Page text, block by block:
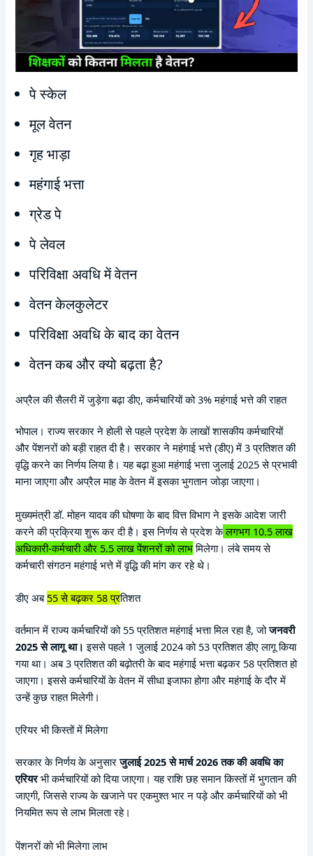
पे स्केल
मूल वेतन
गृह भाड़ा
महंगाई भत्ता
ग्रेड पे
पे लेवल
परिविक्षा अवधि में वेतन
वेतन केलकुलेटर
परिविक्षा अवधि के बाद का वेतन
वेतन कब और क्यो बढ़ता है?
अप्रैल की सैलरी में जुड़ेगा बढ़ा डीए, कर्मचारियों को 3% महंगाई भत्ते की राहत
भोपाल। राज्य सरकार ने होली से पहले प्रदेश के लाखों शासकीय कर्मचारियों
और पेंशनरों को बड़ी राहत दी है। सरकार ने महंगाई भत्ते (डीए) में 3 प्रतिशत की
वृद्धि करने का निर्णय लिया है। यह बढ़ा हुआ महंगाई भत्ता जुलाई 2025 से प्रभावी
माना जाएगा और अप्रैल माह के वेतन में इसका भुगतान जोड़ा जाएगा।
मुख्यमंत्री डॉ. मोहन यादव की घोषणा के बाद वित्त विभाग ने इसके आदेश जारी
करने की प्रक्रिया शुरू कर दी है। इस निर्णय से प्रदेश केलगभग 10.5 लाख
अधिकारी-कर्मचारी और 5.5 लाख पेंशनरों को लाभमिलेगा। लंबे समय से
कर्मचारी संगठन महंगाई भत्ते में वृद्धि की मांग कर रहे थे।
डीए अब 55 से बढ़कर 58 प्रतिशत
वर्तमान में राज्य कर्मचारियों को 55 प्रतिशत महंगाई भत्ता मिल रहा है, जोजनवरी
2025 से लागू था। इससे पहले 1 जुलाई 2024 को 53 प्रतिशत डीए लागू किया
गया था। अब 3 प्रतिशत की बढ़ोतरी के बाद महंगाई भत्ता बढ़कर 58 प्रतिशत हो
जाएगा। इससे कर्मचारियों के वेतन में सीधा इजाफा होगा और महंगाई के दौर में
उन्हें कुछ राहत मिलेगी।
एरियर भी किस्तों में मिलेगा
सरकार के निर्णय के अनुसारजुलाई 2025 से मार्च 2026 तक की अवधि का
एरियरभी कर्मचारियों को दिया जाएगा। यह राशि छह समान किस्तों में भुगतान की
जाएगी, जिससे राज्य के खजाने पर एकमुश्त भार न पड़े और कर्मचारियों को भी
नियमित रूप से लाभ मिलता रहे।
पेंशनरों को भी मिलेगा लाभ